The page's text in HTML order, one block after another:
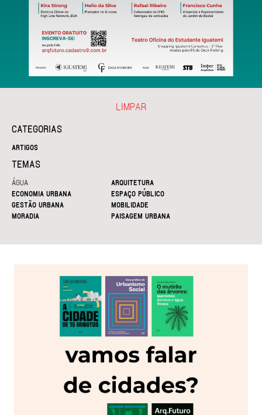
CATEGORIAS
ARTIGOS
TEMAS
ÁGUA
ARQUITETURA
ECONOMIA URBANA
ESPAÇO PÚBLICO
GESTÃO URBANA
MOBILIDADE
MORADIA
PAISAGEM URBANA
LIMPAR